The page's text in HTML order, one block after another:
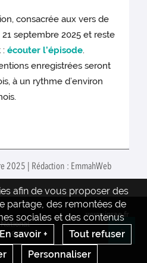
consacrée aux vers de
septembre 2025 et reste
:écouter l’épisode.
enregistrées seront
à un rythme d’environ
2025 | Rédaction : EmmahWeb
afin de vous proposer des
partage, des remontées de
sociales et des contenus
En savoir +
Tout refuser
Personnaliser
National
CGU
www.inrae.fr